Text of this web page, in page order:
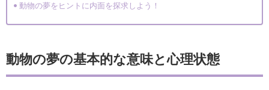
動物の夢をヒントに内面を探求しよう！
動物の夢の基本的な意味と心理状態